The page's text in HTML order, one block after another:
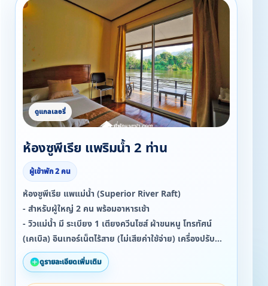
ห้องซูพีเรีย แพริมน้ำ 2 ท่าน
ผู้เข้าพัก 2 คน
ห้องซูพีเรีย แพแม่น้ำ (Superior River Raft)
- สำหรับผู้ใหญ่ 2 คน พร้อมอาหารเช้า
- วิวแม่น้ำ มี ระเบียง 1 เตียงควีนไซส์ ผ้าขนหนู โทรทัศน์
(เคเบิล) อินเทอร์เน็ตไร้สาย (ไม่เสียค่าใช้จ่าย) เครื่องปรับ
อากาศ
ดูรายละเอียดเพิ่มเติม